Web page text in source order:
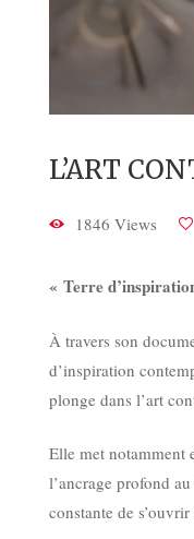
L’ART
1846 Views
« Terre
À travers son
d’inspiration
plonge dans l’art
Elle met notamment
l’ancrage profond
constante de